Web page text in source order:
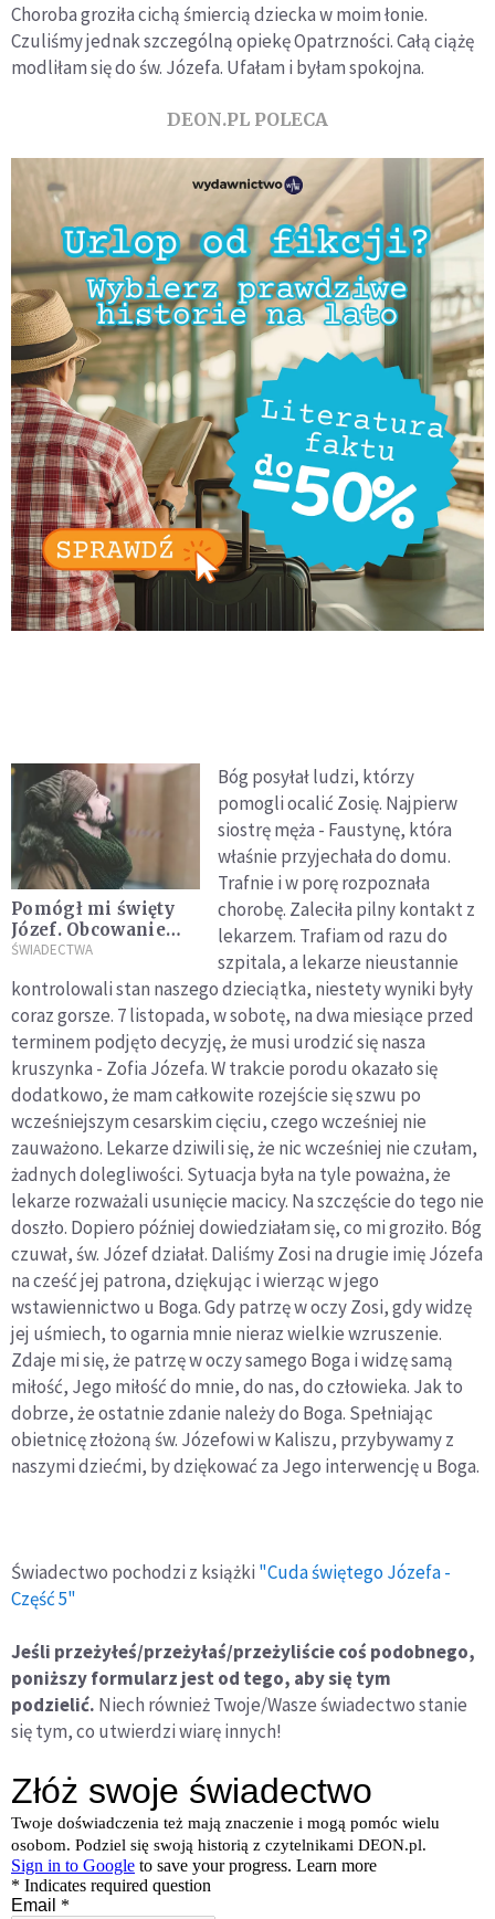
Choroba groziła cichą śmiercią dziecka w moim łonie.
Czuliśmy jednak szczególną opiekę Opatrzności. Całą ciążę
modliłam się do św. Józefa. Ufałam i byłam spokojna.
DEON.PL POLECA
Pomógł mi święty
Józef. Obcowanie
świętych jest faktem
ŚWIADECTWA
Bóg posyłał ludzi, którzy
pomogli ocalić Zosię. Najpierw
siostrę męża - Faustynę, która
właśnie przyjechała do domu.
Trafnie i w porę rozpoznała
chorobę. Zaleciła pilny kontakt z
lekarzem. Trafiam od razu do
szpitala, a lekarze nieustannie
kontrolowali stan naszego dzieciątka, niestety wyniki były
coraz gorsze. 7 listopada, w sobotę, na dwa miesiące przed
terminem podjęto decyzję, że musi urodzić się nasza
kruszynka - Zofia Józefa. W trakcie porodu okazało się
dodatkowo, że mam całkowite rozejście się szwu po
wcześniejszym cesarskim cięciu, czego wcześniej nie
zauważono. Lekarze dziwili się, że nic wcześniej nie czułam,
żadnych dolegliwości. Sytuacja była na tyle poważna, że
lekarze rozważali usunięcie macicy. Na szczęście do tego nie
doszło. Dopiero później dowiedziałam się, co mi groziło. Bóg
czuwał, św. Józef działał. Daliśmy Zosi na drugie imię Józefa
na cześć jej patrona, dziękując i wierząc w jego
wstawiennictwo u Boga. Gdy patrzę w oczy Zosi, gdy widzę
jej uśmiech, to ogarnia mnie nieraz wielkie wzruszenie.
Zdaje mi się, że patrzę w oczy samego Boga i widzę samą
miłość, Jego miłość do mnie, do nas, do człowieka. Jak to
dobrze, że ostatnie zdanie należy do Boga. Spełniając
obietnicę złożoną św. Józefowi w Kaliszu, przybywamy z
naszymi dziećmi, by dziękować za Jego interwencję u Boga.
Świadectwo pochodzi z książki "Cuda świętego Józefa -
Część 5"
Jeśli przeżyłeś/przeżyłaś/przeżyliście coś podobnego,
poniższy formularz jest od tego, aby się tym
podzielić. Niech również Twoje/Wasze świadectwo stanie
się tym, co utwierdzi wiarę innych!